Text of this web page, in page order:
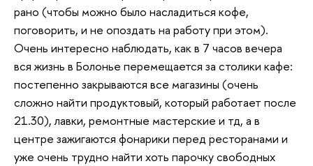
рано (чтобы можно было насладиться кофе,
поговорить, и не опоздать на работу при этом).
Очень интересно наблюдать, как в 7 часов вечера
вся жизнь в Болонье перемещается за столики кафе:
постепенно закрываются все магазины (очень
сложно найти продуктовый, который работает после
21.30), лавки, ремонтные мастерские и тд, а в
центре зажигаются фонарики перед ресторанами и
уже очень трудно найти хоть парочку свободных